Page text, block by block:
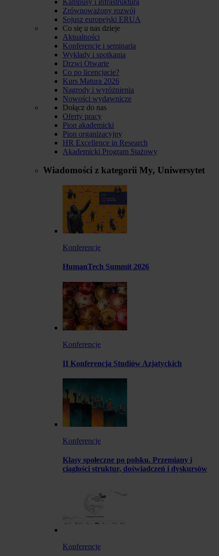
Zrównoważony rozwój
Sojusz europejski ERUA
Co się u nas dzieje
Aktualności
Konferencje i seminaria
Wykłady i spotkania
Drzwi Otwarte
Co po licencjacie?
Kurs Matura 2026
Nagrody i wyróżnienia
Nowości wydawnicze
Dołącz do nas
Oferty pracy
Pion akademicki
Pion organizacyjny
HR Excellence in Research
Akademicki Program Stażowy
Wiadomości z kategorii My, Uniwersytet
Konferencje
HumanTech Summit 2026
Konferencje
II Konferencja Studiów Azjatyckich
Konferencje
Klasy społeczne po polsku. Przemiany i
ciągłości struktur, doświadczeń i dyskursów
Konferencje